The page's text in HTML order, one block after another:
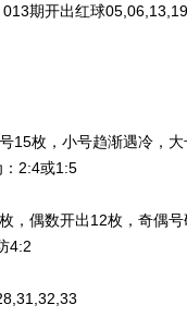
期开出红球
枚，小号趋渐遇冷，大
2:4或1:5
偶数开出12枚，奇偶号
4:2